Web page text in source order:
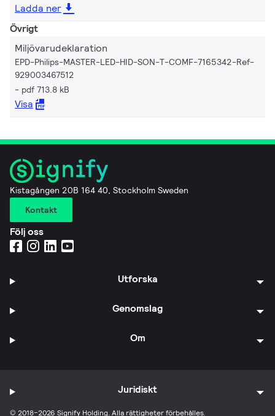
Ladda ner
Övrigt
Miljövarudeklaration
EPD-Philips-MASTER-LED-HID-SON-T-COMF-7165342-Ref-
929003467512
pdf 713.8 kB
Visa
Kistagången 20B 164 40, Stockholm Sweden
Kontakt
Följ oss
Utforska
Genomslag
Om
© 2018–2026 Signify Holding. Alla rättigheter förbehålles.
Juridiskt